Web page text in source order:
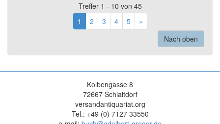
Treffer 1 - 10 von 45
1
2 3 4 5
»
Nach oben
Kolbengasse 8
72667 Schlaitdorf
versandantiquariat.org
Tel.: +49 (0) 7127 33550